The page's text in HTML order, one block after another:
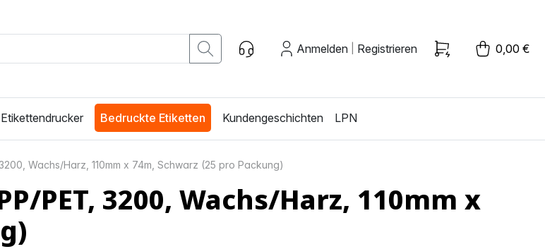
Anmelden Registrieren 0,00 €
Etikettendrucker Bedruckte Etiketten Kundengeschichten LPN
Wachs/Harz, 110mm x 74m, Schwarz (25 pro Packung)
PET, 3200, Wachs/Harz, 110mm x